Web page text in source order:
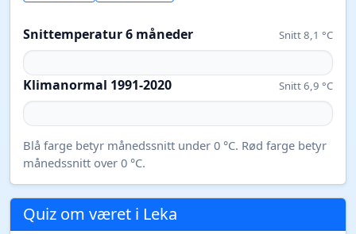
Snittemperatur 6 måneder Snitt 8,1 °C
Klimanormal 1991-2020 Snitt 6,9 °C
Blå farge betyr månedssnitt under 0 °C. Rød farge betyr
månedssnitt over 0 °C.
Quiz om været i Leka